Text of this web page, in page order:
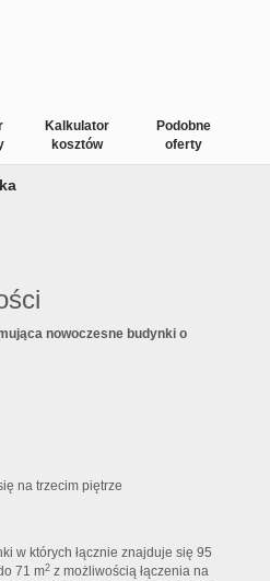
Kalkulator
kosztów
Podobne
oferty
nowoczesne budynki o
na trzecim piętrze
w których łącznie znajduje się 95
71 m2 z możliwością łączenia na